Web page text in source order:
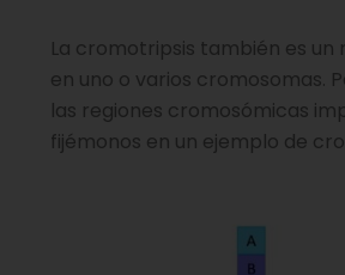
La cromotripsis también es
en uno o varios cromosomas.
las regiones cromosómicas
fijémonos en un ejemplo de